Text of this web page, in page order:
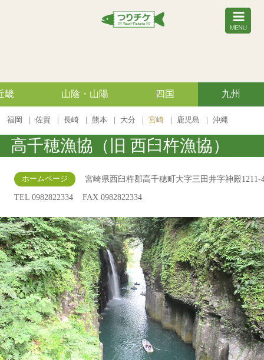
畿 山陰・山陽 四国 九州
福岡 佐賀 長崎 熊本 大分 宮崎 鹿児島 沖縄
高千穂漁協（旧 西臼杵漁協）
ホームページ
宮崎県西臼杵郡高千穂町大字三田井字神殿1211-
TEL 0982822334
FAX 0982822334